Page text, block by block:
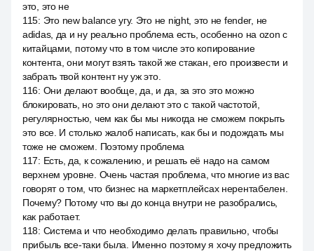
это, это не
115: Это new balance угу. Это не night, это не fender, не
adidas, да и ну реально проблема есть, особенно на ozon с
китайцами, потому что в том числе это копирование
контента, они могут взять такой же стакан, его произвести и
забрать твой контент ну уж это.
116: Они делают вообще, да, и да, за это это можно
блокировать, но это они делают это с такой частотой,
регулярностью, чем как бы мы никогда не сможем покрыть
это все. И столько жалоб написать, как бы и подождать мы
тоже не сможем. Поэтому проблема
117: Есть, да, к сожалению, и решать её надо на самом
верхнем уровне. Очень частая проблема, что многие из вас
говорят о том, что бизнес на маркетплейсах нерентабелен.
Почему? Потому что вы до конца внутри не разобрались,
как работает.
118: Система и что необходимо делать правильно, чтобы
прибыль все-таки была. Именно поэтому я хочу предложить